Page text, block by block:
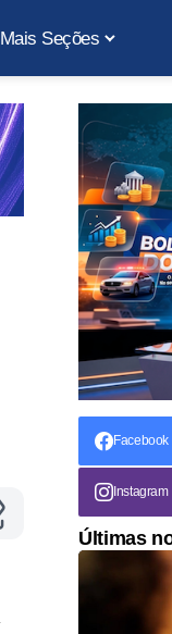
Mais Seções
Facebook
Instagram
Últimas